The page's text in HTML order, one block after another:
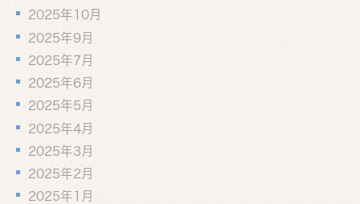
2025年10月
2025年9月
2025年7月
2025年6月
2025年5月
2025年4月
2025年3月
2025年2月
2025年1月